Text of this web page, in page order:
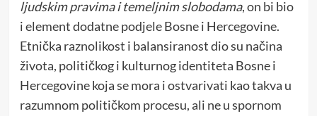
ljudskim pravima i temeljnim slobodama, on bi bio
i element dodatne podjele Bosne i Hercegovine.
Etnička raznolikost i balansiranost dio su načina
života, političkog i kulturnog identiteta Bosne i
Hercegovine koja se mora i ostvarivati kao takva u
razumnom političkom procesu, ali ne u spornom